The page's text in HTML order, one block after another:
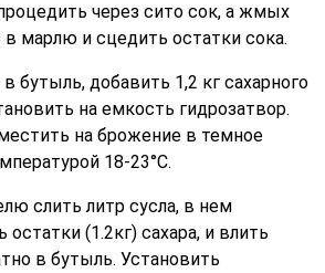
через сито сок, а жмых
марлю и сцедить остатки сока.
бутыль, добавить 1,2 кг сахарного
на емкость гидрозатвор.
на брожение в темное
18-23°С.
слить литр сусла, в нем
остатки (1.2кг) сахара, и влить
в бутыль. Установить